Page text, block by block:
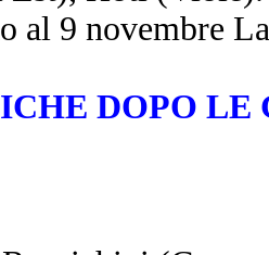
al 9 novembre
DOPO LE